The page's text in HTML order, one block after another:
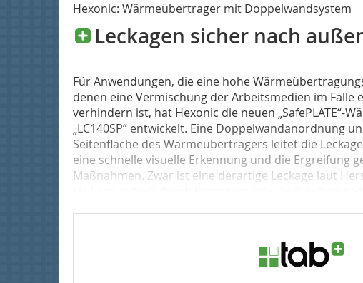
Hexonic: Wärmeübertrager mit Doppelwandsystem
Leckagen sicher nach
Für Anwendungen, die eine ho­he
denen eine Vermischung der Arbeitsmedien im Falle
verhindern ist, hat Hexonic die neuen „SafePLATE“-
„LC140SP“ entwickelt. Eine Doppelwandanordnung
Seitenfläche des Wärmeübertragers leitet die
eine schnelle visuelle Erkennung und die Ergreifung
Maßnahmen. Zwar ist eine derartige Leckage laut